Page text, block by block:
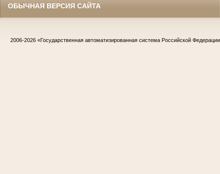
ОБЫЧНАЯ ВЕРСИЯ САЙТА
2006-2026 «Государственная автоматизированная система Российской